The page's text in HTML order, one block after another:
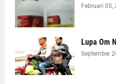
Februari 05,
Lupa Om
September